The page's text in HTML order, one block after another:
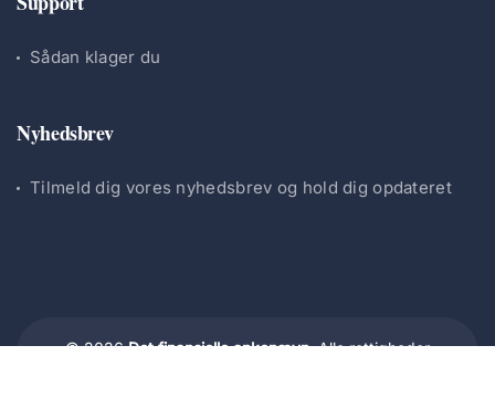
Sådan klager du
Nyhedsbrev
Tilmeld dig vores nyhedsbrev og hold dig opdateret
© 2026Det finansielle ankenævn.Alle rettigheder